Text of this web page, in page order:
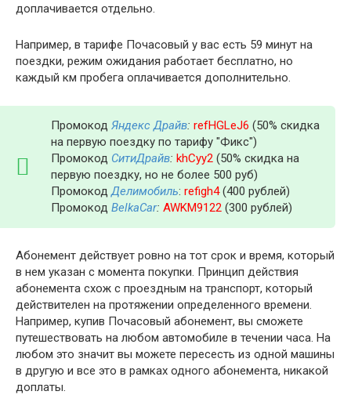
доплачивается отдельно.
Например, в тарифе Почасовый у вас есть 59 минут на
поездки, режим ожидания работает бесплатно, но
каждый км пробега оплачивается дополнительно.
Промокод Яндекс Драйв: refHGLeJ6 (50% скидка
на первую поездку по тарифу "Фикс")
Промокод СитиДрайв: khCyy2 (50% скидка на
первую поездку, но не более 500 руб)
ПромокодДелимобиль: refigh4(400 рублей)
Промокод BelkaCar: AWKM9122 (300 рублей)
Абонемент действует ровно на тот срок и время, который
в нем указан с момента покупки. Принцип действия
абонемента схож с проездным на транспорт, который
действителен на протяжении определенного времени.
Например, купив Почасовый абонемент, вы сможете
путешествовать на любом автомобиле в течении часа. На
любом это значит вы можете пересесть из одной машины
в другую и все это в рамках одного абонемента, никакой
доплаты.